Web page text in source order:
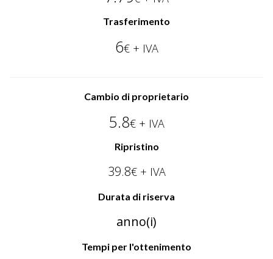
.xyz
.host
.wiki
.bar
.co.uk
Trasferimento
6€ + IVA
Cambio di proprietario
5.8€ + IVA
Ripristino
39.8€ + IVA
Durata di riserva
anno(i)
Tempi per l'ottenimento